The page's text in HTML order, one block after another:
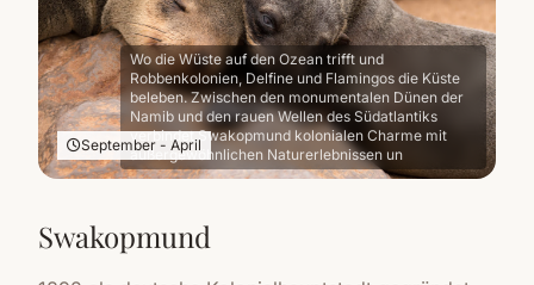
Wo die Wüste auf den Ozean trifft und
Robbenkolonien, Delfine und Flamingos die Küste
beleben. Zwischen den monumentalen Dünen der
Namib und den rauen Wellen des Südatlantiks
verbindet Swakopmund kolonialen Charme mit
außergewöhnlichen Naturerlebnissen un
September - April
Swakopmund